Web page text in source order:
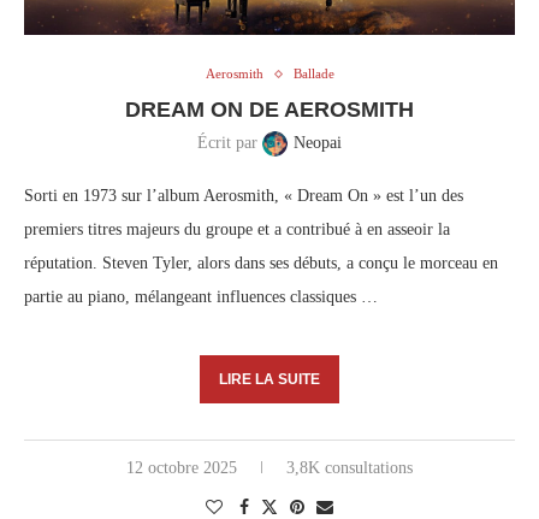
Aerosmith Ballade
DREAM ON DE AEROSMITH
Écrit par Neopai
Sorti en 1973 sur l’album Aerosmith, « Dream On » est l’un des
premiers titres majeurs du groupe et a contribué à en asseoir la
réputation. Steven Tyler, alors dans ses débuts, a conçu le morceau en
partie au piano, mélangeant influences classiques …
LIRE LA SUITE
12 octobre 2025 3,8K consultations